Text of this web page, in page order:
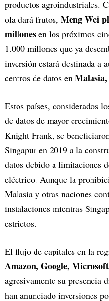
productos agroindustriales.
ola dará frutos, Meng Wei
millones en los próximos
1.000 millones que ya
inversión estará destinada a
centros de datos en
Estos países, considerados
de datos de mayor
Knight Frank, se
Singapur en 2019 a la
datos debido a limitaciones
eléctrico. Aunque la
Malasia y otras naciones
instalaciones mientras
estrictos.
El flujo de capitales en la
Amazon, Google,
agresivamente su presencia
han anunciado inversiones